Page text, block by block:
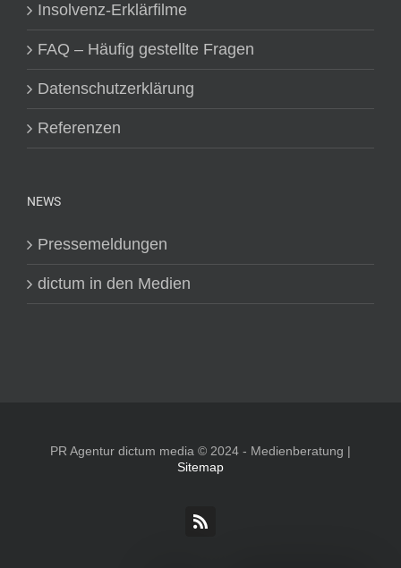
Insolvenz-Erklärfilme
FAQ – Häufig gestellte Fragen
Datenschutzerklärung
Referenzen
NEWS
Pressemeldungen
dictum in den Medien
PR Agentur dictum media © 2024 - Medienberatung |
Sitemap
Rss